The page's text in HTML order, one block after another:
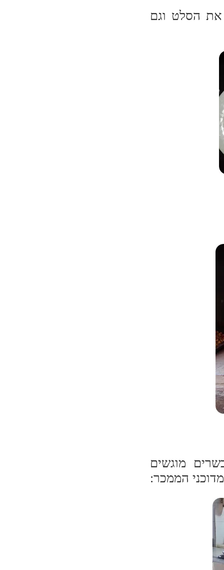
את הסלט וגם
מוגשים
הממכר: